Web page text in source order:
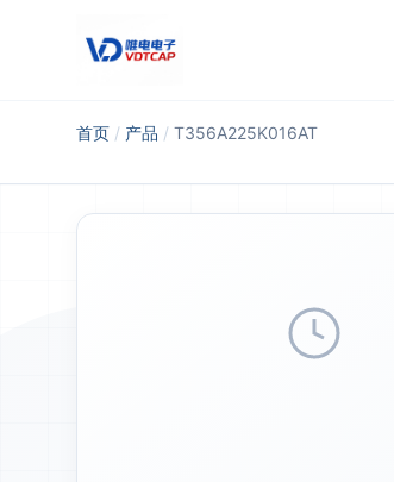
首页 / 产品 / T356A225K016AT